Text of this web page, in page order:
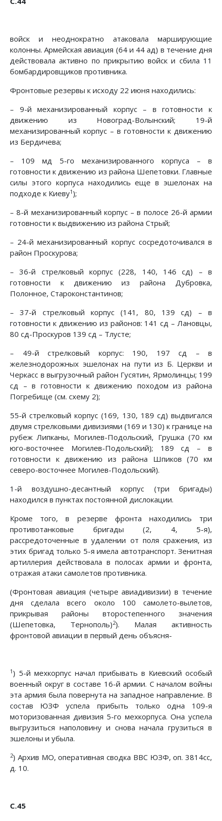
войск и неоднократно атаковала марширующие
колонны. Ар­мейская авиация (64 и 44 ад) в течение дня
действовала ак­тивно по прикрытию войск и сбила 11
бомбардировщиков противника.
Фронтовые резервы к исходу 22 июня находились:
– 9-й механизированный корпус – в готовности к
движе­нию из Новоград-Волынский; 19-й
механизированный корпус – в готовности к движению
из Бердичева;
– 109 мд 5-го механизированного корпуса – в
готовности к движению из района Шепетовки. Главные
силы этого корпуса находились еще в эшелонах на
подходе к Киеву1);
– 8-й механизированный корпус – в полосе 26-й армии
готовности к выдвижению из района Стрый;
– 24-й механизированный корпус сосредоточивался в
район Проскурова;
– 36-й стрелковый корпус (228, 140, 146 сд) – в
готовно­сти к движению из района Дубровка,
Полонное, Староконстантинов;
– 37-й стрелковый корпус (141, 80, 139 сд) – в
готовности к движению из районов: 141 сд – Лановцы,
80 сд-Проскуров 139 сд – Тлусте;
– 49-й стрелковый корпус: 190, 197 сд – в
железнодорож­ных эшелонах на пути из Б. Церкви и
Черкасс в выгрузочный район Гусятин, Ярмолинцы; 199
сд – в готовности к движе­нию походом из района
Погребище (см. схему 2);
55-й стрелковый корпус (169, 130, 189 сд) выдвигался
двумя стрелковыми дивизиями (169 и 130) к границе на
ру­беж Липканы, Могилев-Подольский, Грушка (70 км
юго-восточнее Могилев-Подольский); 189 сд – в
готовности к движе­нию из района Шпиков (70 км
северо-восточнее Могилев-По­дольский).
1-й воздушно-десантный корпус (три бригады)
находился в пунктах постоянной дислокации.
Кроме того, в резерве фронта находились три
противотанковые бригады (2, 4, 5-я),
рассредоточенные в удалении от по­ля сражения, из
этих бригад только 5-я имела автотранспорт. Зенитная
артиллерия действовала в полосах армии и фронта,
отражая атаки самолетов противника.
(Фронтовая авиация (четыре авиадивизии) в течение
дня сделала всего около 100 самолето-вылетов,
прикрывая районы второстепенного значения
(Шепетовка, Тернополь)2). Малая активность
фронтовой авиации в первый день объясня-
1) 5-й мехкорпус начал прибывать в Киевский особый
военный округ в составе 16-й армии. С началом войны
эта армия была повернута на западное направление. В
состав ЮЗФ успела прибыть только одна 109-я
моторизованная дивизия 5-го мехкорпуса. Она успела
выгрузиться наполовину и снова начала грузиться в
эшелоны и убыла.
2) Архив МО, оперативная сводка ВВС ЮЗФ, оп. 3814сс,
д. 10.
С.45